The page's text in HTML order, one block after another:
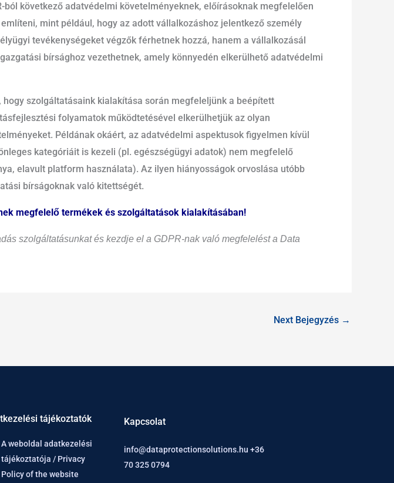
következő adatvédelmi követelményeknek, előírásoknak megfelelően
mint például, hogy az adott vállalkozáshoz jelentkező személy
tevékenységeket végzők férhetnek hozzá, hanem a vállalkozásál
bírsághoz vezethetnek, amely könnyedén elkerülhető adatvédelmi
szolgáltatásaink kialakítása során megfeleljünk a beépített
folyamatok működtetésével elkerülhetjük az olyan
Példának okáért, az adatvédelmi aspektusok figyelmen kívül
kategóriáit is kezeli (pl. egészségügyi adatok) nem megfelelő
elavult platform használata). Az ilyen hiányosságok orvoslása utóbb
bírságoknak való kitettségét.
megfelelő termékek és szolgáltatások kialakításában!
szolgáltatásunkat és kezdje el a GDPR-nak való megfelelést a Data
Next Bejegyzés →
tájékoztatók
A weboldal adatkezelési
tájékoztatója / Privacy
Policy of the website
Kapcsolat
info@dataprotectionsolutions.hu +36
70 325 0794